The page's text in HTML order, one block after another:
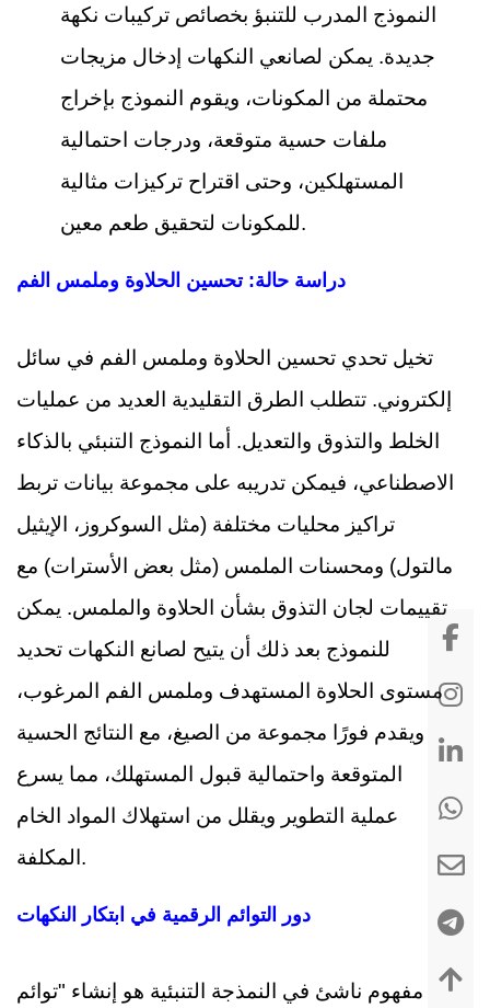
النموذج المدرب للتنبؤ بخصائص تركيبات نكهة
جديدة. يمكن لصانعي النكهات إدخال مزيجات
محتملة من المكونات، ويقوم النموذج بإخراج
ملفات حسية متوقعة، ودرجات احتمالية
المستهلكين، وحتى اقتراح تركيزات مثالية
للمكونات لتحقيق طعم معين.
دراسة حالة: تحسين الحلاوة وملمس الفم
تخيل تحدي تحسين الحلاوة وملمس الفم في سائل
إلكتروني. تتطلب الطرق التقليدية العديد من عمليات
الخلط والتذوق والتعديل. أما النموذج التنبئي بالذكاء
الاصطناعي، فيمكن تدريبه على مجموعة بيانات تربط
تراكيز محليات مختلفة (مثل السوكروز، الإيثيل
مالتول) ومحسنات الملمس (مثل بعض الأسترات) مع
تقييمات لجان التذوق بشأن الحلاوة والملمس. يمكن
للنموذج بعد ذلك أن يتيح لصانع النكهات تحديد
مستوى الحلاوة المستهدف وملمس الفم المرغوب،
ويقدم فورًا مجموعة من الصيغ، مع النتائج الحسية
المتوقعة واحتمالية قبول المستهلك، مما يسرع
عملية التطوير ويقلل من استهلاك المواد الخام
المكلفة.
دور التوائم الرقمية في ابتكار النكهات
مفهوم ناشئ في النمذجة التنبئية هو إنشاء "توائم